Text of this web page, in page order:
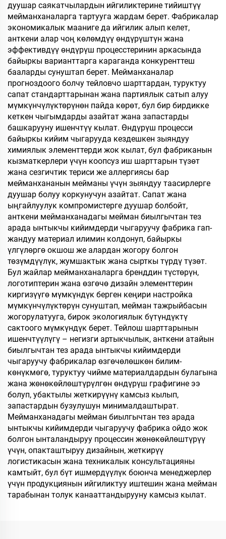
дуушар саякатчылардын ийгиликтерине тийиштүү
мейманханаларга тартууга жардам берет. Фабрикалар
экономикалык мааниге да ийгилик алып келет,
анткени алар чоң көлөмдүү өндүрүштүн жана
эффективдүү өндүрүш процесстеринин аркасында
байыркы варианттарга караганда конкуренттеш
бааларды сунуштап берет. Мейманханалар
прогноздоого болчу тейловчо шарттардан, туруктуу
сапат стандарттарынан жана партиялык сатып алуу
мүмкүнчүлүктөрүнөн пайда көрөт, бул бир бирдикке
кеткен чыгымдарды азайтат жана запастарды
башкарууну ишенчтүү кылат. Өндүрүш процесси
байыркы кийим чыгарууда кездешкен зыяндуу
химиялык элементтерди жок кылат, бул фабриканын
кызматкерлери үчүн коопсуз иш шарттарын түзөт
жана сезгичтик териси же аллергиясы бар
мейманхананын мейманы үчүн зыяндуу таасирлерге
дуушар болуу коркунучун азайтат. Сапат жана
ыңгайлуулук компромистерге дуушар болбойт,
анткени мейманханадагы мейман биылгычтан тез
арада ынтыкчы кийимдерди чыгаруучу фабрика гап-
жандуу материал илимин колдонуп, байыркы
үлгүлөргө окшош же алардан жогору болгон
төзүмдүүлүк, жумшактык жана сырткы түрдү түзөт.
Бул жайлар мейманханаларга бренддин түстөрүн,
логотиптерин жана өзгөчө дизайн элементтерин
киргизүүгө мүмкүндүк берген кеңири настройка
мүмкүнчүлүктөрүн сунуштап, мейман тажрыйбасын
жогорулатууга, бирок экологиялык бүтүндүктү
сактоого мүмкүндүк берет. Тейлош шарттарынын
ишенчтүүлүгү – негизги артыкчылык, анткени атайын
биылгычтан тез арада ынтыкчы кийимдерди
чыгаруучу фабрикалар өзгөчөлөшкөн билим-
көнүкмөгө, туруктуу чийме материалдардын булагына
жана жөнөкөйлөштүрүлгөн өндүрүш графигине ээ
болуп, убактылы жеткирүүнү камсыз кылып,
запастардын бузулушун минималдаштырат.
Мейманханадагы мейман биылгычтан тез арада
ынтыкчы кийимдерди чыгаруучу фабрика ойдо жок
болгон ынталандыруу процессин жөнөкөйлөштүрүү
үчүн, опакташтыруу дизайнын, жеткирүү
логистикасын жана техникалык консультацияны
камтыйт, бул бүт ишмердүүлүк боюнча менеджерлер
үчүн продукциянын ийгиликтуу иштешин жана мейман
тарабынан толук канааттандырууну камсыз кылат.